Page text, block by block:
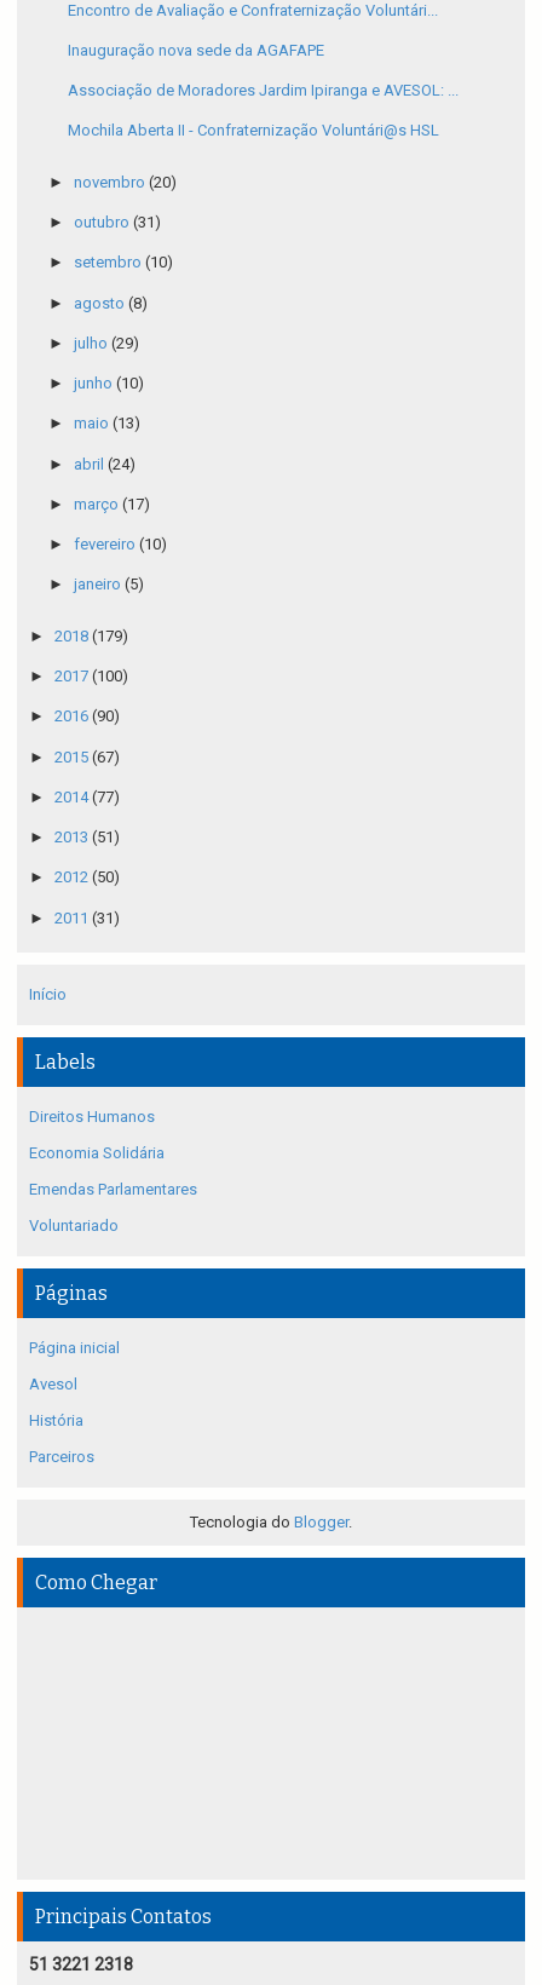
Encontro de Avaliação e Confraternização Voluntári...
Inauguração nova sede da AGAFAPE
Associação de Moradores Jardim Ipiranga e AVESOL: ...
Mochila Aberta II - Confraternização Voluntári@s HSL
► novembro (20)
► outubro (31)
► setembro (10)
► agosto (8)
► julho (29)
► junho (10)
► maio (13)
► abril (24)
► março (17)
► fevereiro (10)
► janeiro (5)
► 2018 (179)
► 2017 (100)
► 2016 (90)
► 2015 (67)
► 2014(77)
► 2013 (51)
► 2012 (50)
► 2011 (31)
Início
Labels
Direitos Humanos
Economia Solidária
Emendas Parlamentares
Voluntariado
Páginas
Página inicial
Avesol
História
Parceiros
Tecnologia do Blogger.
Como Chegar
Principais Contatos
51 3221 2318